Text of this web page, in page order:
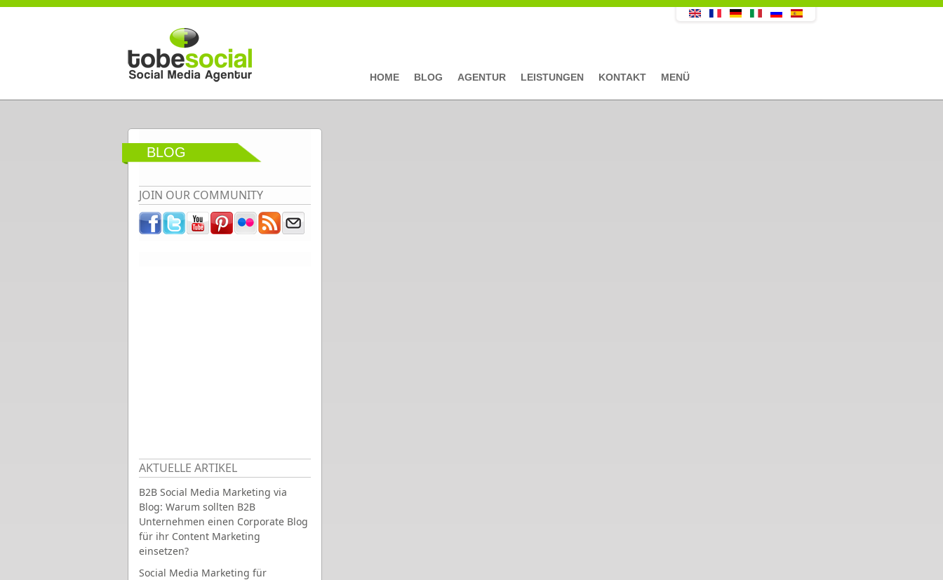
Direkt zum Inhalt
HOME BLOG AGENTUR LEISTUNGEN KONTAKT MENÜ
BLOG
JOIN OUR COMMUNITY
AKTUELLE ARTIKEL
B2B Social Media Marketing via
Blog: Warum sollten B2B
Unternehmen einen Corporate Blog
für ihr Content Marketing
einsetzen?
Social Media Marketing für